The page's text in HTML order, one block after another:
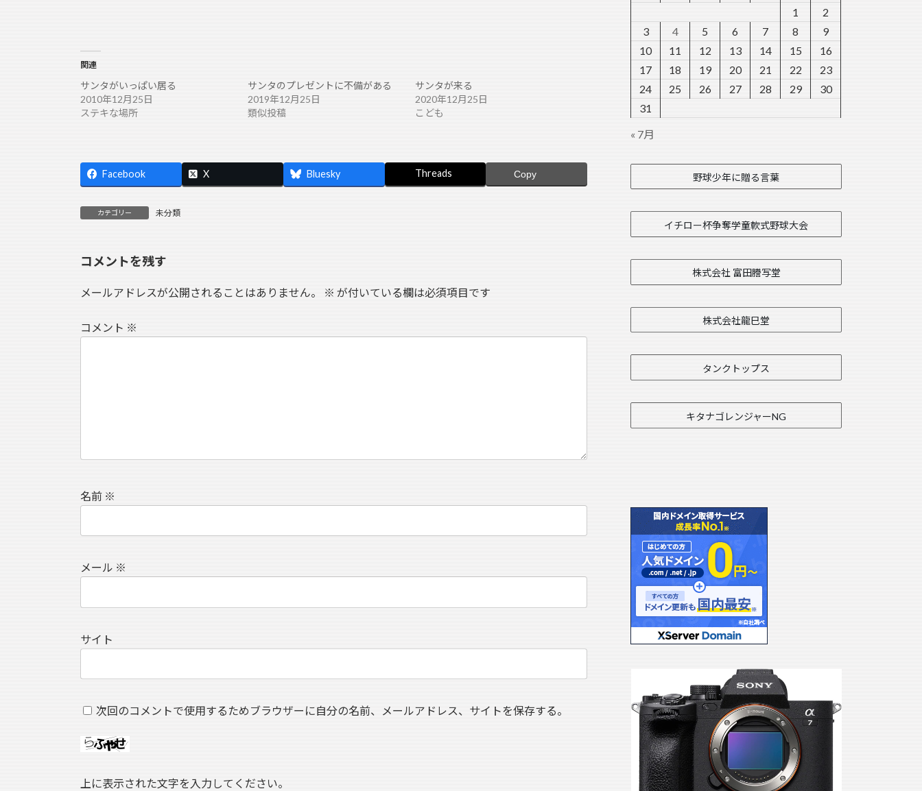
関連
サンタがいっぱい居る
2010年12月25日
ステキな場所
サンタのプレゼントに不備がある
2019年12月25日
類似投稿
サンタが来る
2020年12月25日
こども
Facebook X Bluesky Threads Copy
カテゴリー 未分類
コメントを残す
メールアドレスが公開されることはありません。※が付いている欄は必須項目です
コメント※
名前※
メール※
サイト
次回のコメントで使用するためブラウザーに自分の名前、メールアドレス、サイトを保存する。
上に表示された文字を入力してください。
1
2
3
4 5 6 7 8
9
10
11 12 13 14 15
16
17
18 19 20 21 22
23
24
25 26 27 28 29
30
31
« 7月
野球少年に贈る言葉
イチロー杯争奪学童軟式野球大会
株式会社 富田謄写堂
株式会社龍巳堂
タンクトップス
キタナゴレンジャーNG